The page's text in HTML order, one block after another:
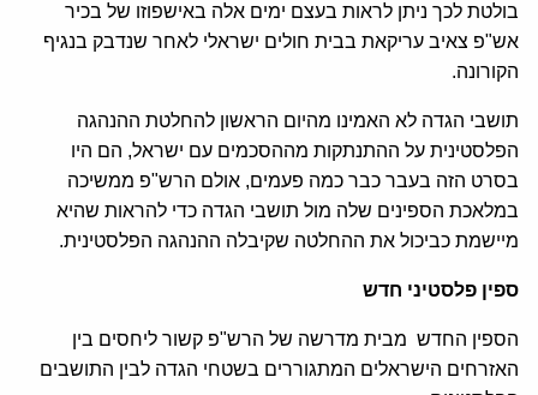
בולטת לכך ניתן לראות בעצם ימים אלה באישפוזו של בכיר
אש"פ צאיב עריקאת בבית חולים ישראלי לאחר שנדבק בנגיף
הקורונה.
תושבי הגדה לא האמינו מהיום הראשון להחלטת ההנהגה
הפלסטינית על ההתנתקות מההסכמים עם ישראל, הם היו
בסרט הזה בעבר כבר כמה פעמים, אולם הרש"פ ממשיכה
במלאכת הספינים שלה מול תושבי הגדה כדי להראות שהיא
מיישמת כביכול את ההחלטה שקיבלה ההנהגה הפלסטינית.
ספין פלסטיני חדש
הספין החדש מבית מדרשה של הרש"פ קשור ליחסים בין
האזרחים הישראלים המתגוררים בשטחי הגדה לבין התושבים